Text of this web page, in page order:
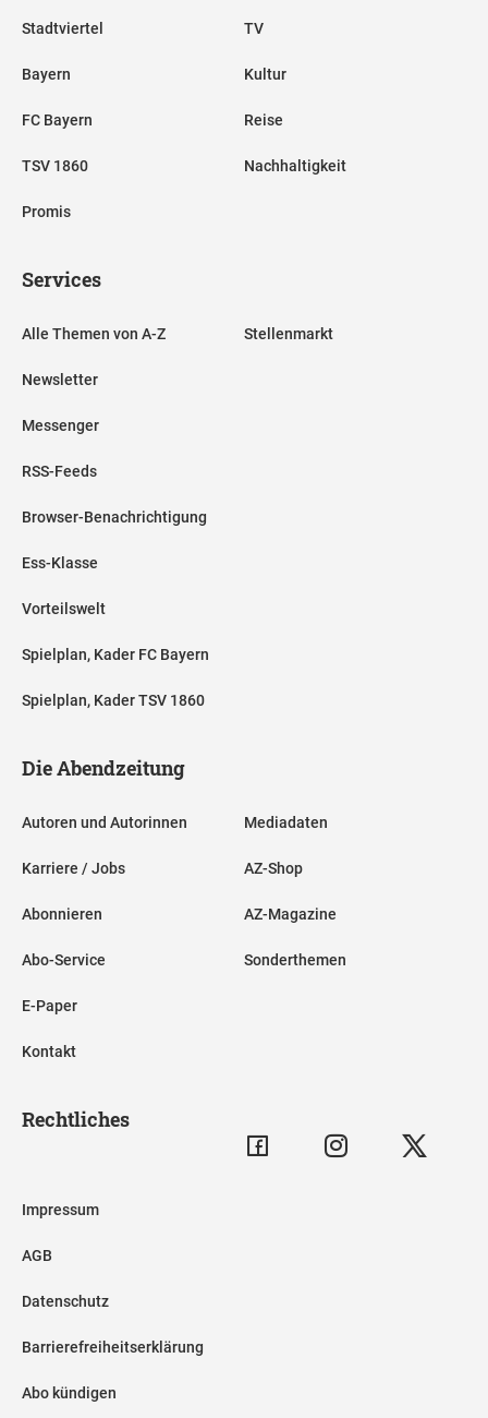
Stadtviertel
Bayern
FC Bayern
TSV 1860
Promis
TV
Kultur
Reise
Nachhaltigkeit
Services
Alle Themen von A-Z
Newsletter
Messenger
RSS-Feeds
Browser-Benachrichtigung
Ess-Klasse
Vorteilswelt
Spielplan, Kader FC Bayern
Spielplan, Kader TSV 1860
Stellenmarkt
Die Abendzeitung
Autoren und Autorinnen
Karriere / Jobs
Abonnieren
Abo-Service
E-Paper
Kontakt
Mediadaten
AZ-Shop
AZ-Magazine
Sonderthemen
Rechtliches
Impressum
AGB
Datenschutz
Barrierefreiheitserklärung
Abo kündigen